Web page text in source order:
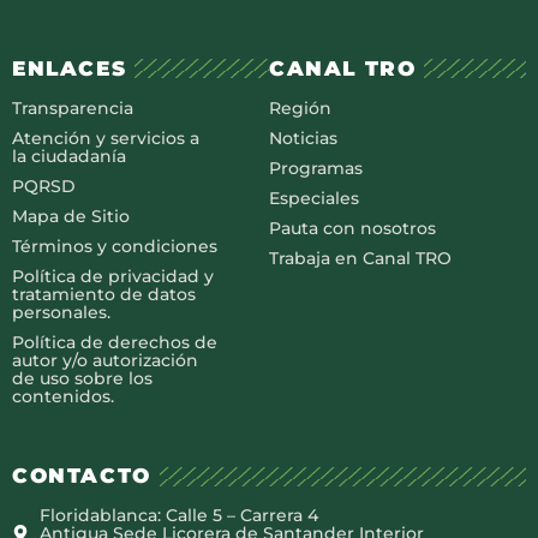
ENLACES
Transparencia
Atención y servicios a
la ciudadanía
PQRSD
Mapa de Sitio
Términos y condiciones
Política de privacidad y
tratamiento de datos
personales.
Política de derechos de
autor y/o autorización
de uso sobre los
contenidos.
CANAL TRO
Región
Noticias
Programas
Especiales
Pauta con nosotros
Trabaja en Canal TRO
CONTACTO
Floridablanca: Calle 5 – Carrera 4
Antigua Sede Licorera de Santander Interior